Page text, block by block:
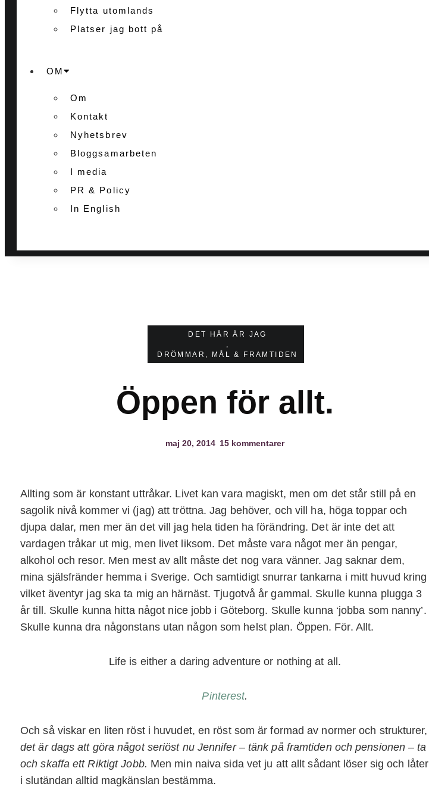
Flytta utomlands
Platser jag bott på
OM
Om
Kontakt
Nyhetsbrev
Bloggsamarbeten
I media
PR & Policy
In English
DET HÄR ÄR JAG
,
DRÖMMAR, MÅL & FRAMTIDEN
Öppen för allt.
maj 20, 2014 15 kommentarer
Allting som är konstant uttråkar. Livet kan vara magiskt, men om det står still på en
sagolik nivå kommer vi (jag) att tröttna. Jag behöver, och vill ha, höga toppar och
djupa dalar, men mer än det vill jag hela tiden ha förändring. Det är inte det att
vardagen tråkar ut mig, men livet liksom. Det måste vara något mer än pengar,
alkohol och resor. Men mest av allt måste det nog vara vänner. Jag saknar dem,
mina själsfränder hemma i Sverige. Och samtidigt snurrar tankarna i mitt huvud kring
vilket äventyr jag ska ta mig an härnäst. Tjugotvå år gammal. Skulle kunna plugga 3
år till. Skulle kunna hitta något nice jobb i Göteborg. Skulle kunna ‘jobba som nanny’.
Skulle kunna dra någonstans utan någon som helst plan. Öppen. För. Allt.
Life is either a daring adventure or nothing at all.
Pinterest.
Och så viskar en liten röst i huvudet, en röst som är formad av normer och strukturer,
det är dags att göra något seriöst nu Jennifer – tänk på framtiden och pensionen – ta
och skaffa ett Riktigt Jobb. Men min naiva sida vet ju att allt sådant löser sig och låter
i slutändan alltid magkänslan bestämma.